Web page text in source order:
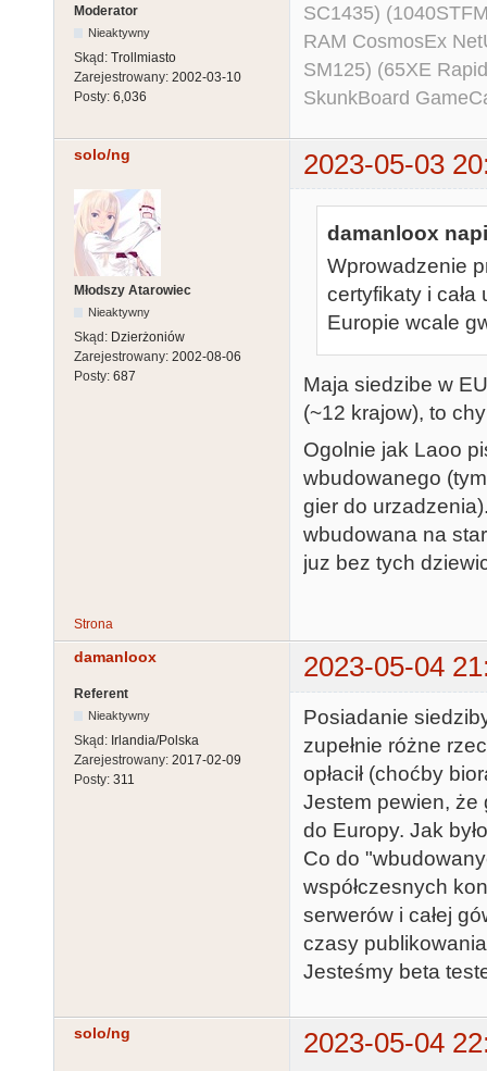
Moderator
Nieaktywny
Skąd: Trollmiasto
Zarejestrowany: 2002-03-10
Posty: 6,036
SC1435)
RAM CosmosEx
SM125) (65XE
SkunkBoard
solo/ng 2023-05-03
Młodszy Atarowiec
Nieaktywny
Skąd: Dzierżoniów
Zarejestrowany: 2002-08-06
Posty: 687
damanloox
Wprowadzenie
certyfikaty i
Europie wcale
Maja siedzibe w
(~12 krajow), to
Ogolnie jak Laoo
wbudowanego
gier do
wbudowana na
juz bez tych
Strona
damanloox 2023-05-04
Referent
Nieaktywny
Skąd: Irlandia/Polska
Zarejestrowany: 2017-02-09
Posty: 311
Posiadanie
zupełnie różne
opłacił (choćby
Jestem pewien, że
do Europy. Jak
Co do
współczesnych
serwerów i całej
czasy
Jesteśmy beta
solo/ng
2023-05-04